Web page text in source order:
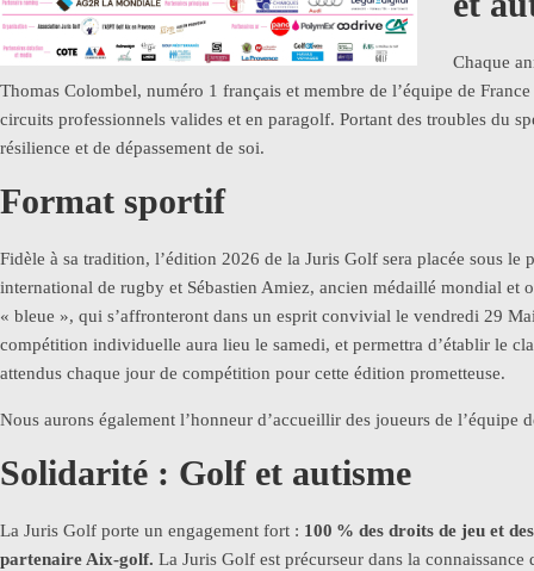
Chaque
Thomas Colombel, numéro 1 français et membre de l’équipe de
circuits professionnels valides et en paragolf. Portant des troubles du
résilience et de dépassement de soi.
Format sportif
Fidèle à sa tradition, l’édition 2026 de la Juris Golf sera placée sous
international de rugby et Sébastien Amiez, ancien médaillé mondial et
« bleue », qui s’affronteront dans un esprit convivial le vendredi 29
compétition individuelle aura lieu le samedi, et permettra d’établir le
attendus chaque jour de compétition pour cette édition prometteuse.
Nous aurons également l’honneur d’accueillir des joueurs de
Solidarité : Golf et autisme
La Juris Golf porte un engagement fort : 100 % des droits de jeu et
partenaire Aix-golf. La Juris Golf est précurseur dans la